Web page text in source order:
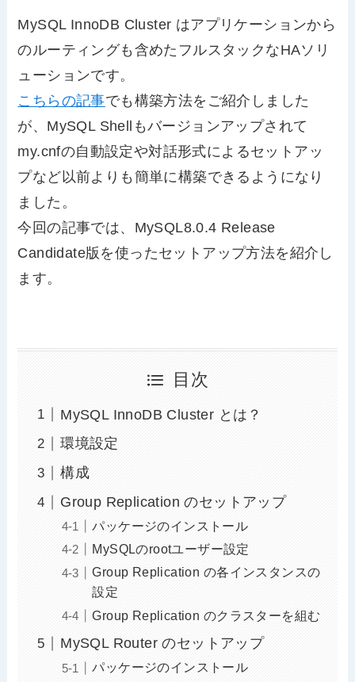
MySQL InnoDB Cluster はアプリケーションから
のルーティングも含めたフルスタックなHAソリ
ューションです。
こちらの記事でも構築方法をご紹介しました
が、MySQL Shellもバージョンアップされて
my.cnfの自動設定や対話形式によるセットアッ
プなど以前よりも簡単に構築できるようになり
ました。
今回の記事では、MySQL8.0.4 Release
Candidate版を使ったセットアップ方法を紹介し
ます。
目次
MySQL InnoDB Cluster とは？
環境設定
構成
Group Replication のセットアップ
パッケージのインストール
MySQLのrootユーザー設定
Group Replication の各インスタンスの
設定
Group Replication のクラスターを組む
MySQL Router のセットアップ
パッケージのインストール